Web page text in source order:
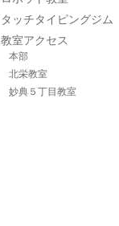
タッチタイピングジム
教室アクセス
本部
北栄教室
妙典５丁目教室